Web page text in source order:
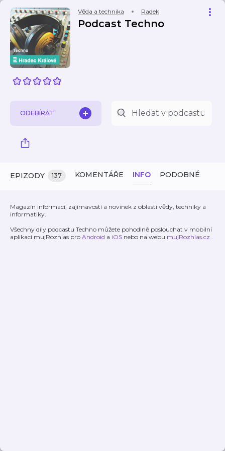
Věda a technika Radek
Podcast Techno
ODEBÍRAT
EPIZODY 137 KOMENTÁŘE INFO PODOBNÉ
Magazín informací, zajímavostí a novinek z oblasti vědy, techniky a
informatiky.
Všechny díly podcastu Techno můžete pohodlně poslouchat v mobilní
aplikaci mujRozhlas pro Android a iOS nebo na webu mujRozhlas.cz .